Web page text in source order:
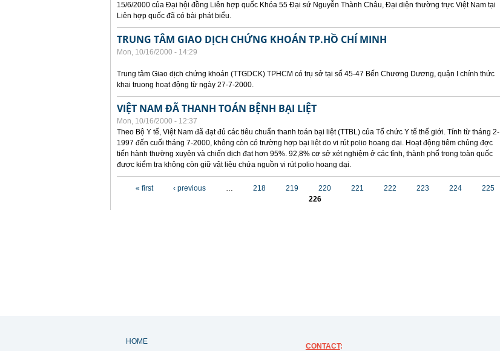
15/6/2000 của Đại hội đồng Liên hợp quốc Khóa 55 Đại sứ Nguyễn Thành Châu, Đại diện thường trực Việt Nam tại
Liên hợp quốc đã có bài phát biểu.
TRUNG TÂM GIAO DỊCH CHỨNG KHOÁN TP.HỒ CHÍ MINH
Mon, 10/16/2000 - 14:29
Trung tâm Giao dịch chứng khoán (TTGDCK) TPHCM có trụ sở tại số 45-47 Bến Chương Dương, quận I chính thức
khai truong hoạt động từ ngày 27-7-2000.
VIỆT NAM ĐÃ THANH TOÁN BỆNH BẠI LIỆT
Mon, 10/16/2000 - 12:37
Theo Bộ Y tế, Việt Nam đã đạt đủ các tiêu chuẩn thanh toán bại liệt (TTBL) của Tổ chức Y tế thế giới. Tính từ tháng 2-
1997 đến cuối tháng 7-2000, không còn có trường hợp bại liệt do vi rút polio hoang dại. Hoạt động tiêm chủng đợc
tiến hành thường xuyên và chiến dịch đạt hơn 95%. 92,8% cơ sở xét nghiệm ở các tỉnh, thành phố trong toàn quốc
được kiểm tra không còn giữ vật liệu chứa nguồn vi rút polio hoang dại.
« first ‹ previous … 218 219 220 221 222 223 224
225
226
HOME
CONTACT: